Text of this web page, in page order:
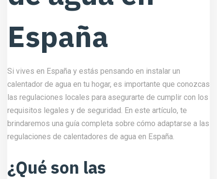
España
Si vives en España y estás pensando en instalar un
calentador de agua en tu hogar, es importante que conozcas
las regulaciones locales para asegurarte de cumplir con los
requisitos legales y de seguridad. En este artículo, te
brindaremos una guía completa sobre cómo adaptarse a las
regulaciones de calentadores de agua en España.
¿Qué son las